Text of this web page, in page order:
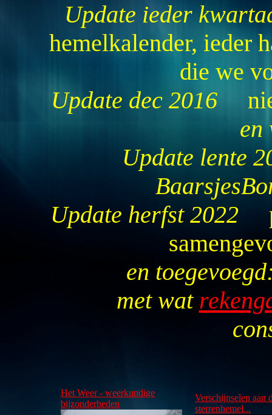
Update ieder
hemelkalender, ieder
die we
Update dec 2016
en
Update lente
Update herfst 2022
en toegevoegd:
met wat
Het Weer - weerkundige
bijzonderheden
Verschijnselen aan
sterrenhemel...